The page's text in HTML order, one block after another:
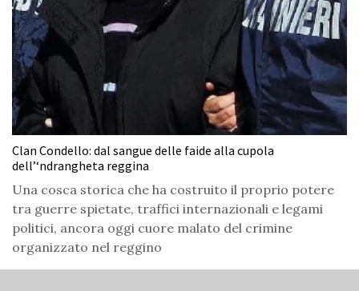
Clan Condello: dal sangue delle faide alla cupola
dell’‘ndrangheta reggina
Una cosca storica che ha costruito il proprio potere
tra guerre spietate, traffici internazionali e legami
politici, ancora oggi cuore malato del crimine
organizzato nel reggino